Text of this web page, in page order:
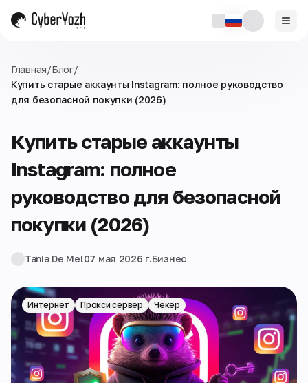
Главная/Блог/
Купить старые аккаунты Instagram: полное руководство
для безопасной покупки (2026)
Купить старые аккаунты
Instagram: полное
руководство для безопасной
покупки (2026)
Tania De Mel07 мая 2026 г.Бизнес
Интернет Прокси сервер Чекер